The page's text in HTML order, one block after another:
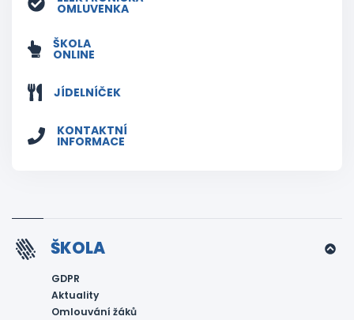
OMLUVENKA
ŠKOLA
ONLINE
JÍDELNÍČEK
KONTAKTNÍ
INFORMACE
ŠKOLA
GDPR
Aktuality
Omlouvání žáků